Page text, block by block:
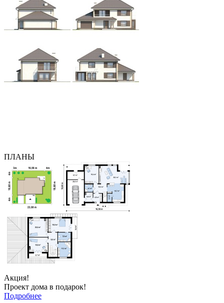
ПЛАНЫ
Акция!
Проект дома в подарок!
Подробнее